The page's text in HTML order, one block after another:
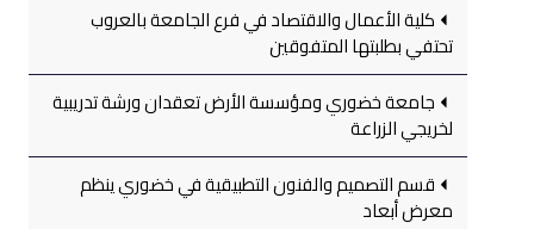
كلية الأعمال والاقتصاد في فرع الجامعة بالعروب
تحتفي بطلبتها المتفوقين
جامعة خضوري ومؤسسة الأرض تعقدان ورشة تدريبية
لخريجي الزراعة
قسم التصميم والفنون التطبيقية في خضوري ينظم
معرض أبعاد